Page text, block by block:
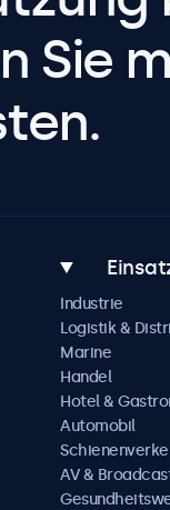
Sie
Industrie
Logistik &
Marine
Handel
Hotel &
Automobil
AV &